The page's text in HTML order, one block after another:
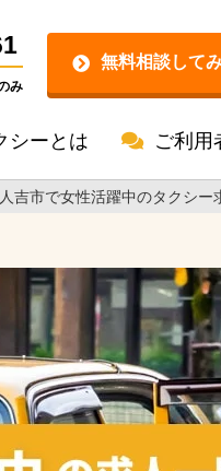
み
無料相談して
シーとは ご利用
人吉市で女性活躍中のタクシー